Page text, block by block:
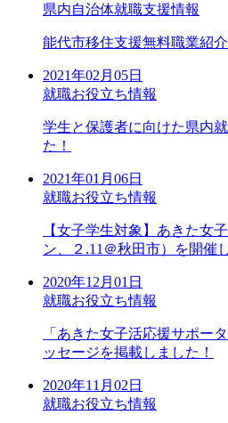
県内自治体就職支援情報
能代市移住支援無料職業紹
2021年02月05日
就職お役立ち情報
学生と保護者に向けた県内
た！
2021年01月06日
就職お役立ち情報
【女子学生対象】あきた女
ン、２.11＠秋田市）を開催
2020年12月01日
就職お役立ち情報
「あきた女子活応援サポー
ッセージを掲載しました！
2020年11月02日
就職お役立ち情報